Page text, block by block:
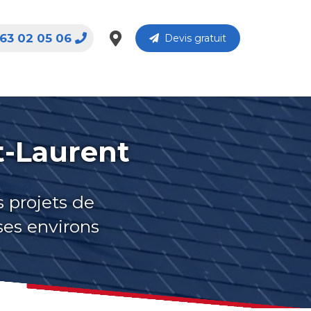
Devis gratuit
02 05 06
Laurent
projets de
environs